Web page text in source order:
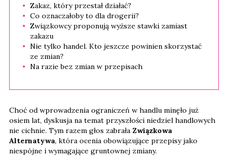
Zakaz, który przestał działać?
Co oznaczałoby to dla drogerii?
Związkowcy proponują wyższe stawki zamiast
zakazu
Nie tylko handel. Kto jeszcze powinien skorzystać
ze zmian?
Na razie bez zmian w przepisach
Choć od wprowadzenia ograniczeń w handlu minęło już
osiem lat, dyskusja na temat przyszłości niedziel handlowych
nie cichnie. Tym razem głos zabrała Związkowa
Alternatywa, która ocenia obowiązujące przepisy jako
niespójne i wymagające gruntownej zmiany.